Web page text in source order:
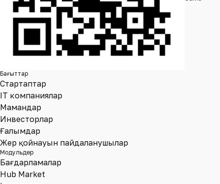
Бағыттар
Стартаптар
IT компаниялар
Мамандар
Инвесторлар
Ғалымдар
Жер қойнауын пайдаланушылар
Модульдер
Бағдарламалар
Hub Market